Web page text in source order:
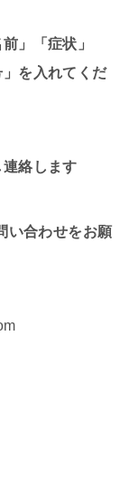
」「症状」
」を入れてくだ
絡します
い合わせをお願